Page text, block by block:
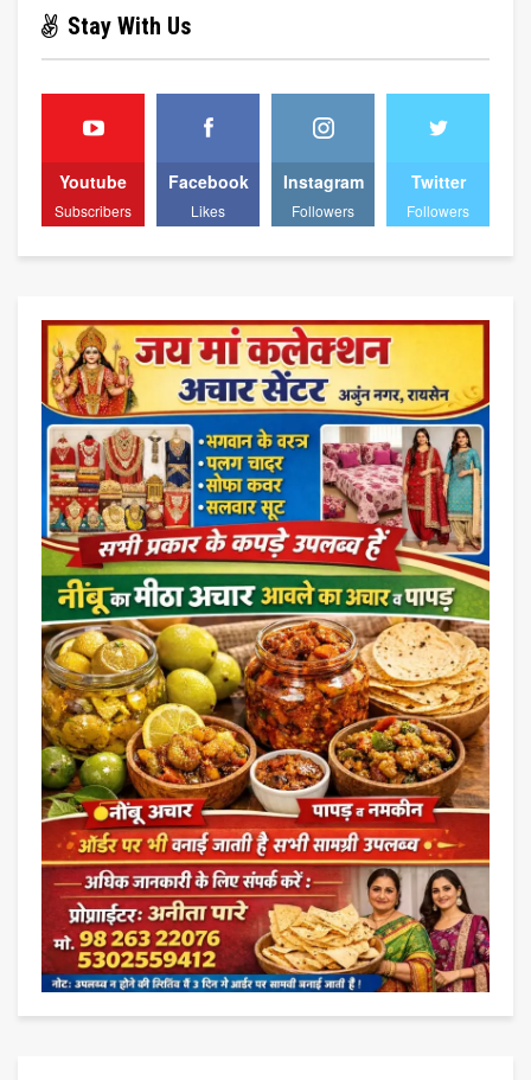
Stay With Us
Youtube
Subscribers
Facebook
Likes
Instagram
Followers
Twitter
Followers